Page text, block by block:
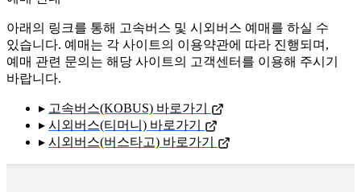
아래의 링크를 통해 고속버스 및 시외버스 예매를 하실 수
있습니다. 예매는 각 사이트의 이용약관에 따라 진행되며,
예매 관련 문의는 해당 사이트의 고객센터를 이용해 주시기
바랍니다.
▸ 고속버스(KOBUS) 바로가기
▸ 시외버스(티머니) 바로가기
▸ 시외버스(버스타고) 바로가기